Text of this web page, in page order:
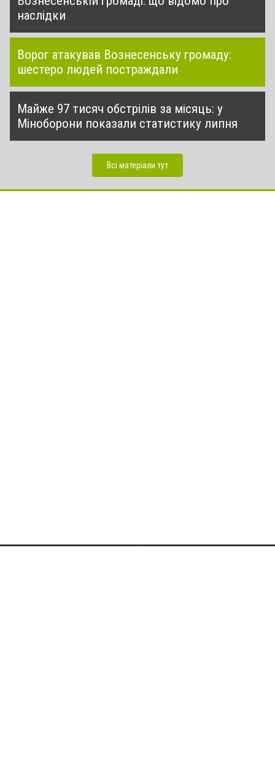
наслідки
Ворог атакував Вознесенську громаду:
шестеро людей постраждали
Майже 97 тисяч обстрілів за місяць: у
Міноборони показали статистику липня
Всі матеріали тут